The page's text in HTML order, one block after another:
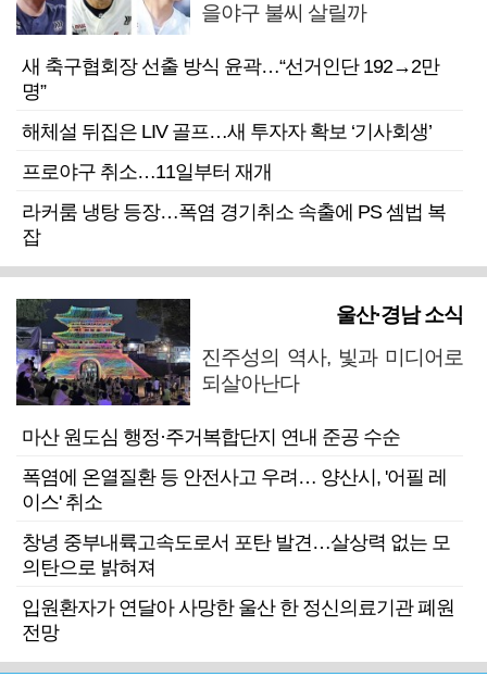
을야구 불씨 살릴까
새 축구협회장 선출 방식 윤곽…“선거인단 192→2만
명”
해체설 뒤집은 LIV 골프…새 투자자 확보 ‘기사회생’
프로야구 취소…11일부터 재개
라커룸 냉탕 등장…폭염 경기취소 속출에 PS 셈법 복
잡
울산·경남 소식
진주성의 역사, 빛과 미디어로
되살아난다
마산 원도심 행정·주거복합단지 연내 준공 수순
폭염에 온열질환 등 안전사고 우려… 양산시, '어필 레
이스' 취소
창녕 중부내륙고속도로서 포탄 발견…살상력 없는 모
의탄으로 밝혀져
입원환자가 연달아 사망한 울산 한 정신의료기관 폐원
전망